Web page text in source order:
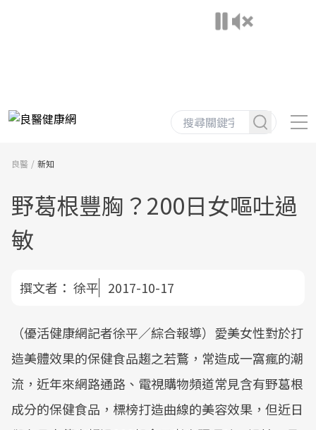
良醫 新知
野葛根豐胸？200日女嘔吐過
敏
撰文者： 徐平 2017-10-17
（優活健康網記者徐平／綜合報導）愛美女性對於打
造美體效果的保健食品趨之若鶩，常造成一窩瘋的潮
流，近年來網路通路、電視購物頻道常見含有野葛根
成分的保健食品，標榜打造曲線的美容效果，但近日